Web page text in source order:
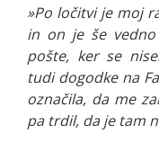
»Po ločitvi je moj
in on je še
pošte, ker se
tudi dogodke na
označila, da me
pa trdil, da je tam